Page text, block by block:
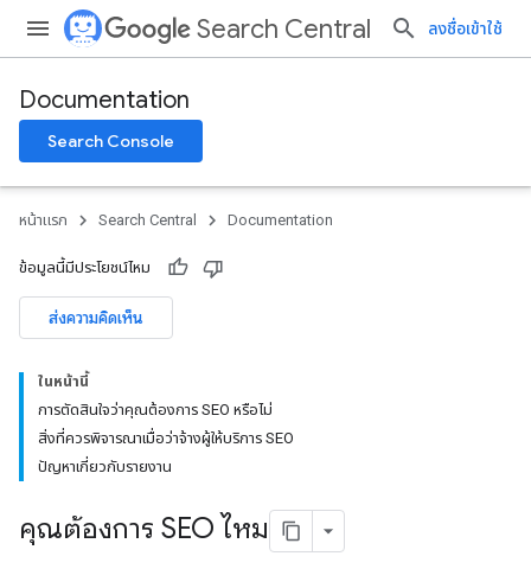
Search Central ลงชื่อเข้าใช้
Documentation
Search Console
หน้าแรก Search Central Documentation
ข้อมูลนี้มีประโยชน์ไหม
ส่งความคิดเห็น
ในหน้านี้
การตัดสินใจว่าคุณต้องการ SEO หรือไม่
สิ่งที่ควรพิจารณาเมื่อว่าจ้างผู้ให้บริการ SEO
ปัญหาเกี่ยวกับรายงาน
คุณต้องการ SEO ไหม